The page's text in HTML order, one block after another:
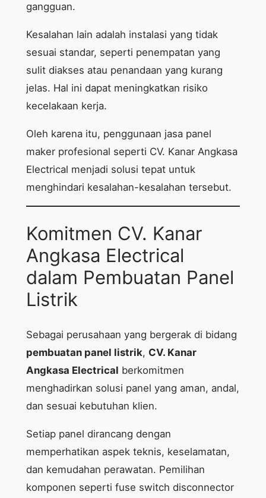
gangguan.
Kesalahan lain adalah instalasi yang tidak
sesuai standar, seperti penempatan yang
sulit diakses atau penandaan yang kurang
jelas. Hal ini dapat meningkatkan risiko
kecelakaan kerja.
Oleh karena itu, penggunaan jasa panel
maker profesional seperti CV. Kanar Angkasa
Electrical menjadi solusi tepat untuk
menghindari kesalahan-kesalahan tersebut.
Komitmen CV. Kanar
Angkasa Electrical
dalam Pembuatan Panel
Listrik
Sebagai perusahaan yang bergerak di bidang
pembuatan panel listrik, CV. Kanar
Angkasa Electrical berkomitmen
menghadirkan solusi panel yang aman, andal,
dan sesuai kebutuhan klien.
Setiap panel dirancang dengan
memperhatikan aspek teknis, keselamatan,
dan kemudahan perawatan. Pemilihan
komponen seperti fuse switch disconnector